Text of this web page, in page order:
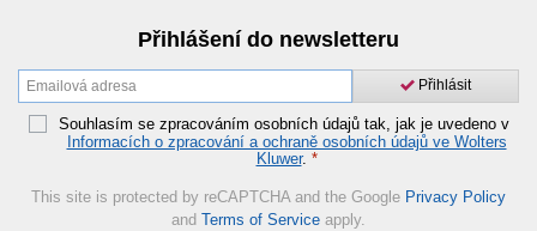
Přihlášení do newsletteru
Přihlásit
Souhlasím se zpracováním osobních údajů tak, jak je uvedeno v
Informacích o zpracování a ochraně osobních údajů ve Wolters
Kluwer. *
This site is protected by reCAPTCHA and the Google Privacy Policy
and Terms of Service apply.